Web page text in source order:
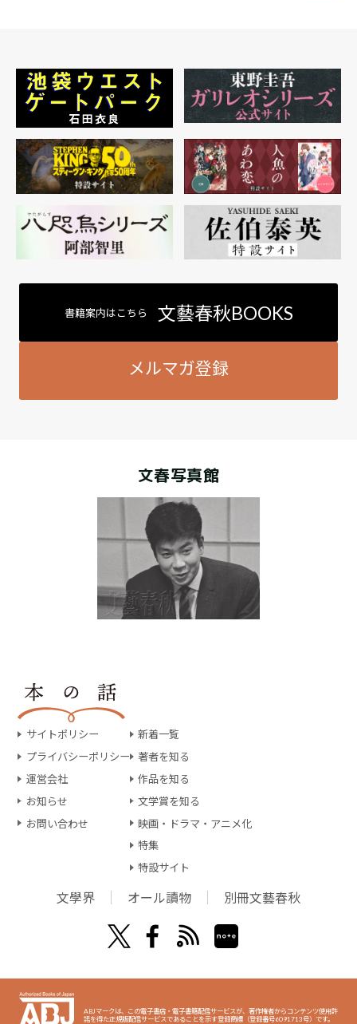
書籍案内はこちら 文藝春秋BOOKS
メルマガ登録
文春写真館
サイトポリシー
プライバシーポリシー
運営会社
お知らせ
お問い合わせ
新着一覧
著者を知る
作品を知る
文学賞を知る
映画・ドラマ・アニメ化
特集
特設サイト
文學界 オール讀物 別冊文藝春秋
ABJマークは、この電子書店・電子書籍配信サービスが、著作権者からコンテンツ使用許
諾を得た正規版配信サービスであることを示す登録商標（登録番号6091713号）です。